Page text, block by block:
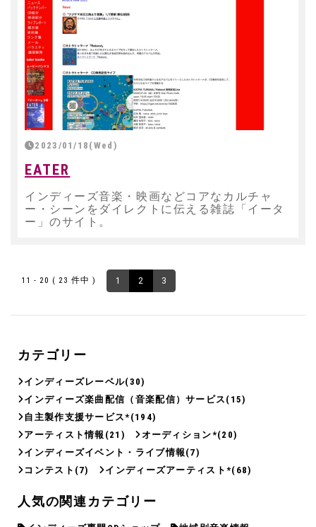
2023/01/18(Wed)
EATER
インディーズ音楽・映画などコアなカルチャ
ー・シーンをダイレクトに伝える雑誌「イータ
ー」のサイト。
11 - 20 ( 23 件中 ) 1 2 3
カテゴリー
インディーズレーベル(30)
インディーズ楽曲配信（音楽配信）サービス (15)
自主製作支援サービス* (194)
アーティスト情報 (21) オーディション*(20)
インディーズイベント・ライブ情報 (7)
コンテスト (7) インディーズアーティスト*(68)
人気の関連カテゴリー